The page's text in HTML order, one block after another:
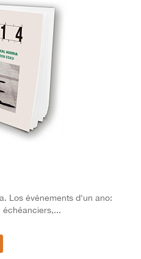
Los événements d'un ano:
échéanciers,...